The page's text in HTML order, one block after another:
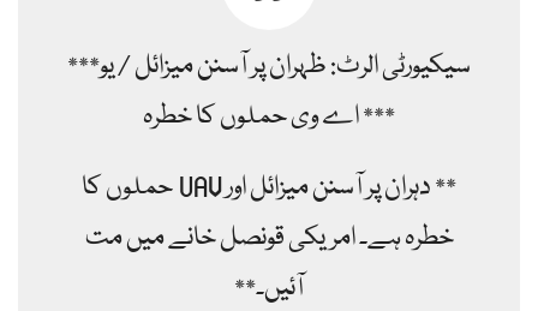
***سیکیورٹی الرٹ: ظہران پر آسنن میزائل / یو
اے وی حملوں کا خطرہ ***
** دہران پر آسنن میزائل اور UAV حملوں کا
خطرہ ہے۔ امریکی قونصل خانے میں مت
آئیں۔**